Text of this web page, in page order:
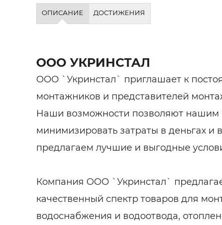
ОПИСАНИЕ ДОСТИЖЕНИЯ
ООО УКРИНСТАЛ
ООО `Укринстал` приглашает к
монтажников и представителей
Наши возможности позволяют нашим
минимизировать затраты в деньгах и
предлагаем лучшие и выгодные
Компания ООО `Укринстал`
качественный спектр товаров для
водоснабжения и водоотвода,